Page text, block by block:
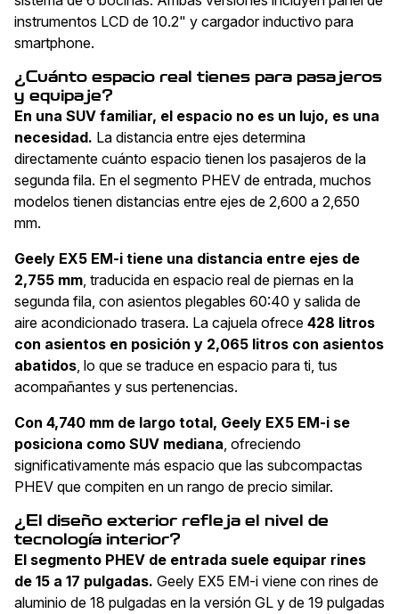
instrumentos LCD de 10.2" y cargador inductivo para
smartphone.
¿Cuánto espacio real tienes para pasajeros
y equipaje?
En una SUV familiar, el espacio no es un lujo, es una
necesidad. La distancia entre ejes determina
directamente cuánto espacio tienen los pasajeros de la
segunda fila. En el segmento PHEV de entrada, muchos
modelos tienen distancias entre ejes de 2,600 a 2,650
mm.
Geely EX5 EM-i tiene una distancia entre ejes de
2,755 mm, traducida en espacio real de piernas en la
segunda fila, con asientos plegables 60:40 y salida de
aire acondicionado trasera. La cajuela ofrece 428 litros
con asientos en posición y 2,065 litros con asientos
abatidos, lo que se traduce en espacio para ti, tus
acompañantes y sus pertenencias.
Con 4,740 mm de largo total, Geely EX5 EM-i se
posiciona como SUV mediana, ofreciendo
significativamente más espacio que las subcompactas
PHEV que compiten en un rango de precio similar.
¿El diseño exterior refleja el nivel de
tecnología interior?
El segmento PHEV de entrada suele equipar rines
de 15 a 17 pulgadas. Geely EX5 EM-i viene con rines de
aluminio de 18 pulgadas en la versión GL y de 19 pulgadas